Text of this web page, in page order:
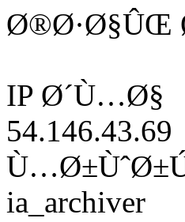
Ø®Ø·Ø§ÛŒ
IP Ø´Ù…Ø§
54.146.43.69
ia_archiver